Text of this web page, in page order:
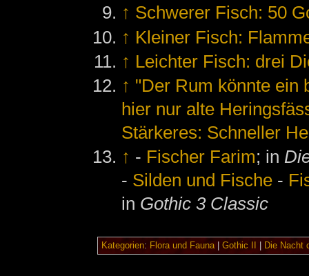
↑ Schwerer Fisch: 50
↑ Kleiner Fisch:
↑ Leichter Fisch: drei
↑ "Der Rum könnte ein
hier nur alte
Stärkeres: Schneller
↑ - Fischer Farim; in
- Silden und Fische -
in Gothic 3 Classic
Kategorien: Flora und Fauna| Gothic II Die Nacht